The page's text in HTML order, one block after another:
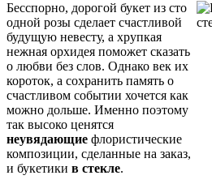
Бесспорно, дорогой букет из сто
одной розы сделает счастливой
будущую невесту, а хрупкая
нежная орхидея поможет сказать
о любви без слов. Однако век их
короток, а сохранить память о
счастливом событии хочется как
можно дольше. Именно поэтому
так высоко ценятся
неувядающие флористические
композиции, сделанные на заказ,
и букетики в стекле.